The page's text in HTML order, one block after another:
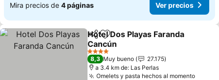
Mira precios de 4 páginas Ver precios
CompartirAgregar a favoritos
Hotel Dos Playas Faranda
Cancún
4 Estrellas
8,3 Muy bueno
27.175
a 3.4 km de: Las Perlas
Omelets y pasta hechos al momento